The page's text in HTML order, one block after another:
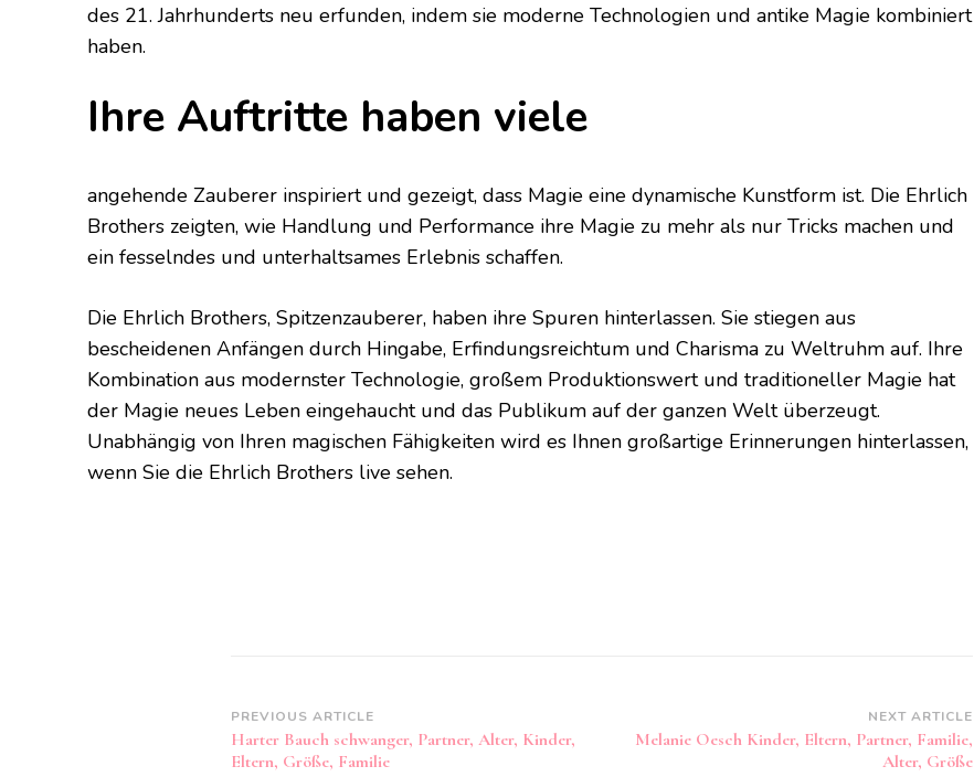
des 21. Jahrhunderts neu erfunden, indem sie moderne Technologien und antike Magie kombiniert
haben.
Ihre Auftritte haben viele
angehende Zauberer inspiriert und gezeigt, dass Magie eine dynamische Kunstform ist. Die Ehrlich
Brothers zeigten, wie Handlung und Performance ihre Magie zu mehr als nur Tricks machen und
ein fesselndes und unterhaltsames Erlebnis schaffen.
Die Ehrlich Brothers, Spitzenzauberer, haben ihre Spuren hinterlassen. Sie stiegen aus
bescheidenen Anfängen durch Hingabe, Erfindungsreichtum und Charisma zu Weltruhm auf. Ihre
Kombination aus modernster Technologie, großem Produktionswert und traditioneller Magie hat
der Magie neues Leben eingehaucht und das Publikum auf der ganzen Welt überzeugt.
Unabhängig von Ihren magischen Fähigkeiten wird es Ihnen großartige Erinnerungen hinterlassen,
wenn Sie die Ehrlich Brothers live sehen.
Post
Navigation
PREVIOUS ARTICLE
Harter Bauch schwanger, Partner, Alter, Kinder,
Eltern, Größe, Familie
NEXT ARTICLE
Melanie Oesch Kinder, Eltern, Partner, Familie,
Alter, Größe